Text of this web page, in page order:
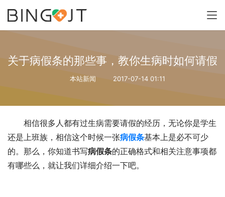
关于病假条的那些事，教你生病时如何请假
本站新闻 2017-07-14 01:11
相信很多人都有过生病需要请假的经历，无论你是学生
还是上班族，相信这个时候一张病假条基本上是必不可少
的。那么，你知道书写病假条的正确格式和相关注意事项都
有哪些么，就让我们详细介绍一下吧。